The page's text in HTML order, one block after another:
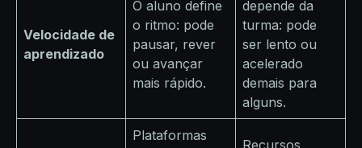
Velocidade de
aprendizado
O aluno define
o ritmo: pode
pausar, rever
ou avançar
mais rápido.
depende da
turma: pode
ser lento ou
acelerado
demais para
alguns.
Plataformas
Recursos